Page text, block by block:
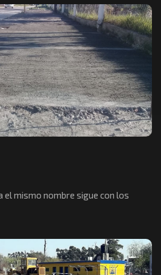
el mismo nombre sigue con los